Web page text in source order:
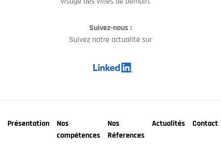
Suivez-nous :
Suivez notre actualité sur
Présentation
Nos
compétences
Nos
Réferences
Actualités Contact